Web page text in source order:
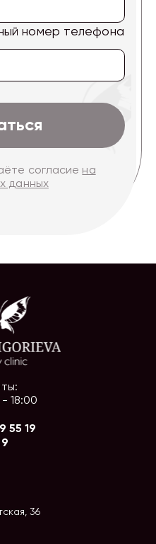
номер телефона
согласие на
данных
- 18:00
55 19
36